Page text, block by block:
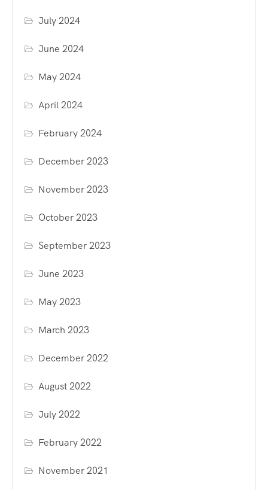
July 2024
June 2024
May 2024
April 2024
February 2024
December 2023
November 2023
October 2023
September 2023
June 2023
May 2023
March 2023
December 2022
August 2022
July 2022
February 2022
November 2021